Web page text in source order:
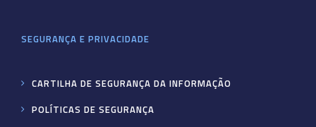
SEGURANÇA E PRIVACIDADE
CARTILHA DE SEGURANÇA DA INFORMAÇÃO
POLÍTICAS DE SEGURANÇA